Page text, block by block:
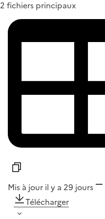
2 fichiers principaux
Mis à jour il y a 29 jours
Télécharger